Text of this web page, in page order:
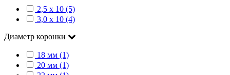
2,5 х 10 (5)
3,0 х 10 (4)
Диаметр коронки
18 мм (1)
20 мм (1)